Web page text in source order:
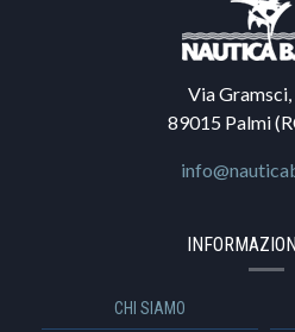
Via
89015 Palmi
CHI SIAMO